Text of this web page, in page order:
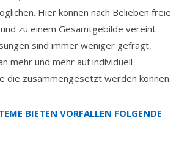
Hier können nach Belieben freie
zu einem Gesamtgebilde vereint
sind immer weniger gefragt,
mehr und mehr auf individuell
die zusammengesetzt werden können.
BIETEN VORFALLEN FOLGENDE